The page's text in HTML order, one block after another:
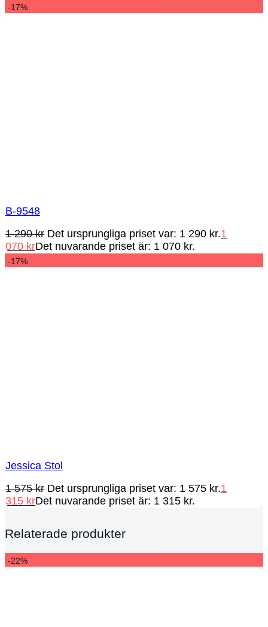
-17%
B-9548
1 290kr Det ursprungliga priset var: 1 290 kr.1
070 krDet nuvarande priset är: 1 070 kr.
-17%
Jessica Stol
1 575kr Det ursprungliga priset var: 1 575 kr.1
315 krDet nuvarande priset är: 1 315 kr.
Relaterade produkter
-22%